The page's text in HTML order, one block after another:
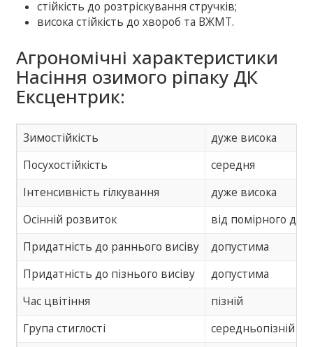
стійкість до розтріскування стручків;
висока стійкість до хвороб та ВЖМТ.
Агрономічні характеристики
Насіння озимого ріпаку ДК
Ексцентрик:
Зимостійкість
дуже висока
Посухостійкість
середня
Інтенсивність гілкування
дуже висока
Осінній розвиток
від помірного до
Придатність до раннього висіву
допустима
Придатність до пізнього висіву
допустима
Час цвітіння
пізній
Група стиглості
середньопізній